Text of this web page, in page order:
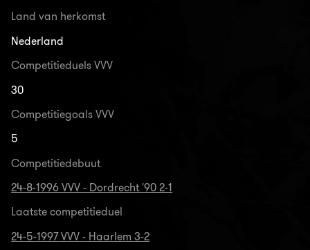
Land van herkomst
Nederland
Competitieduels VVV
30
Competitiegoals VVV
5
Competitiedebuut
24-8-1996 VVV - Dordrecht '90 2-1
Laatste competitieduel
24-5-1997 VVV - Haarlem 3-2